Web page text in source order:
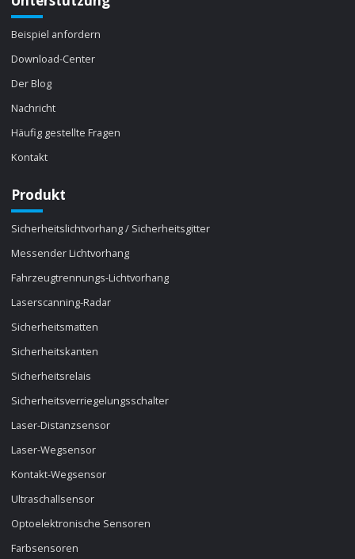
Beispiel anfordern
Download-Center
Der Blog
Nachricht
Häufig gestellte Fragen
Kontakt
Produkt
Sicherheitslichtvorhang / Sicherheitsgitter
Messender Lichtvorhang
Fahrzeugtrennungs-Lichtvorhang
Laserscanning-Radar
Sicherheitsmatten
Sicherheitskanten
Sicherheitsrelais
Sicherheitsverriegelungsschalter
Laser-Distanzsensor
Laser-Wegsensor
Kontakt-Wegsensor
Ultraschallsensor
Optoelektronische Sensoren
Farbsensoren